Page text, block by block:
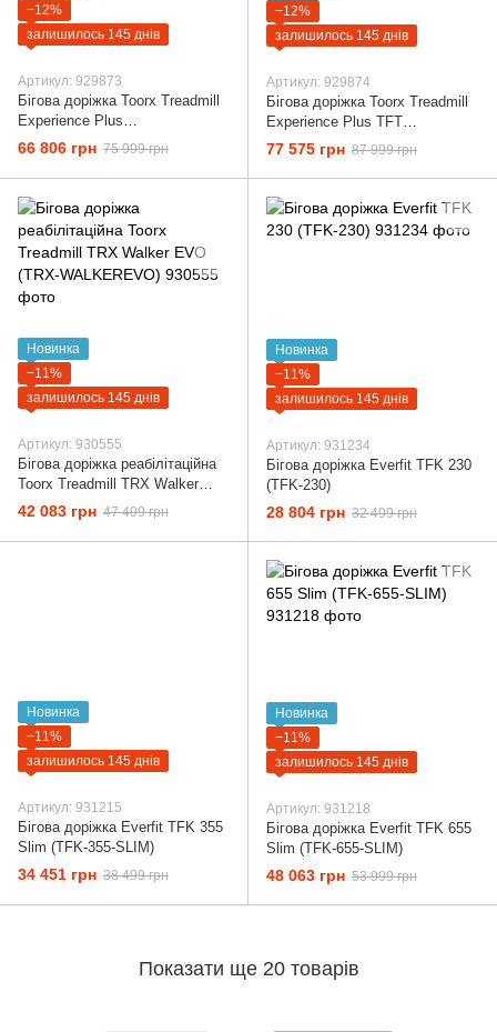
−12%
залишилось 145 днів
Артикул: 929873
Бігова доріжка Toorx Treadmill
Experience Plus
(EXPERIENCE-PLUS)
66 806 грн 75 999 грн
−12%
залишилось 145 днів
Артикул: 929874
Бігова доріжка Toorx Treadmill
Experience Plus TFT
(EXPERIENCE-PLUS-TFT)
77 575 грн 87 999 грн
Новинка
−11%
залишилось 145 днів
Артикул: 930555
Бігова доріжка реабілітаційна
Toorx Treadmill TRX Walker
EVO (TRX-WALKEREVO)
42 083 грн 47 499 грн
Новинка
−11%
залишилось 145 днів
Артикул: 931234
Бігова доріжка Everfit TFK 230
(TFK-230)
28 804 грн 32 499 грн
Новинка
−11%
залишилось 145 днів
Артикул: 931215
Бігова доріжка Everfit TFK 355
Slim (TFK-355-SLIM)
34 451 грн 38 499 грн
Новинка
−11%
залишилось 145 днів
Артикул: 931218
Бігова доріжка Everfit TFK 655
Slim (TFK-655-SLIM)
48 063 грн 53 999 грн
Показати ще 20 товарів